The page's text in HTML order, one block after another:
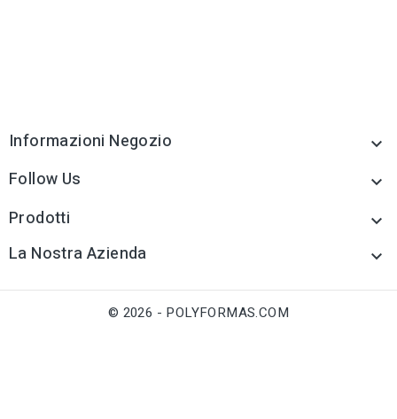
Informazioni Negozio 
Follow Us 
Prodotti 
La Nostra Azienda 
© 2026 - POLYFORMAS.COM